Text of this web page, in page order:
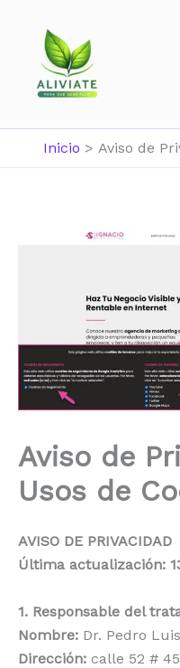
contenido
Inicio Aviso de
Aviso de
Usos de
AVISO DE PRIVACIDAD
Última actualización:
1. Responsable del
Nombre: Dr. Pedro
Dirección: calle 52 #